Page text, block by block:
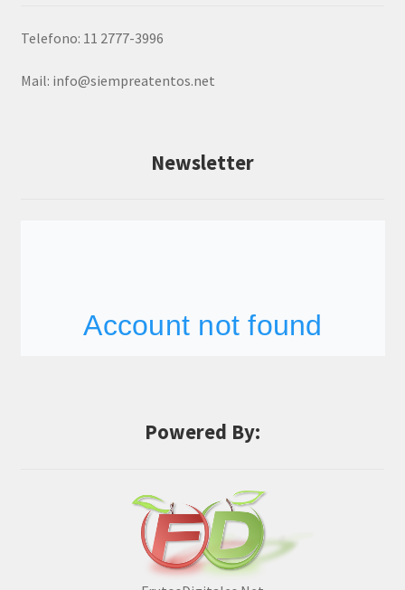
Telefono: 11 2777-3996
Mail: info@siempreatentos.net
Newsletter
Powered By: